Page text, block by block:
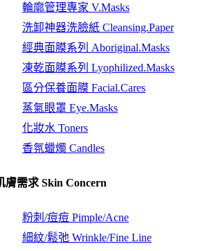
輪廓管理專家 V.Masks
洗卸神器洗臉紙 Cleansing.Paper
經典面膜系列 Aboriginal.Masks
凍乾面膜系列 Lyophilized.Masks
區分保養面膜 Facial.Cares
蒸氣眼罩 Eye.Masks
化妝水 Toners
香氛蠟燭 Candles
膚需求 Skin Concern
粉刺/痘痘 Pimple/Acne
細紋/鬆弛 Wrinkle/Fine Line